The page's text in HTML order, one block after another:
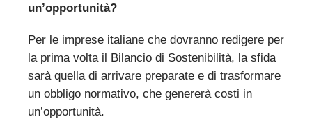
un’opportunità?
Per le imprese italiane che dovranno redigere per
la prima volta il Bilancio di Sostenibilità, la sfida
sarà quella di arrivare preparate e di trasformare
un obbligo normativo, che genererà costi in
un’opportunità.